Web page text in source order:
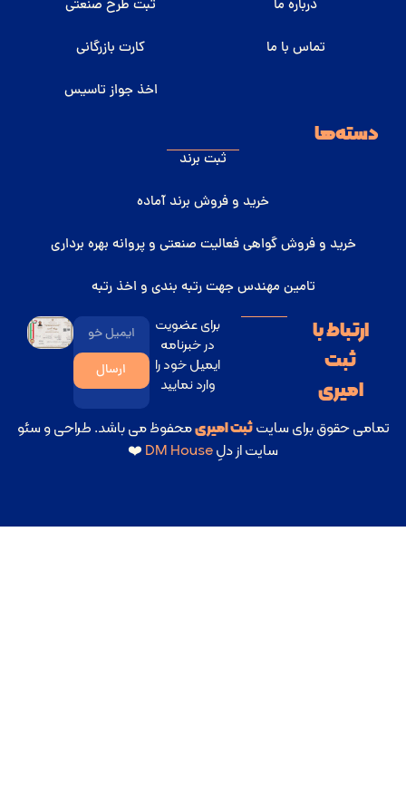
ثبت طرح صنعتی
کارت بازرگانی
اخذ جواز تاسیس
ثبت برند
خرید و فروش برند آماده
خرید و فروش گواهی فعالیت صنعتی و پروانه بهره برداری
تامین مهندس جهت رتبه بندی و اخذ رتبه
درباره ما
تماس با ما
ارتباط با
امیری
برای عضویت
در خبرنامه
ایمیل خود را
وارد نمایید
ارسال
حقوق برای سایتثبت امیریمحفوظ می باشد. طراحی و سئو
سایت از دلِDM House
❤️